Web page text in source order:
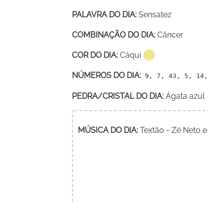
PALAVRA DO DIA: Sensatez
COMBINAÇÃO DO DIA: Câncer
COR DO DIA: Cáqui
NÚMEROS DO DIA: 9, 7, 43, 5, 14,
PEDRA/CRISTAL DO DIA: Ágata azul
MÚSICA DO DIA: Textão - Zé Neto